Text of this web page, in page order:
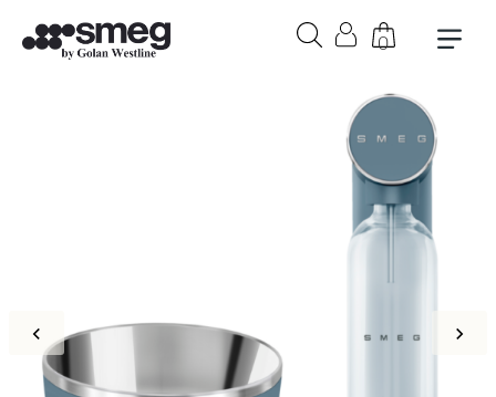
0
בקבוק אורבן 1 ליטר בצבע לבן